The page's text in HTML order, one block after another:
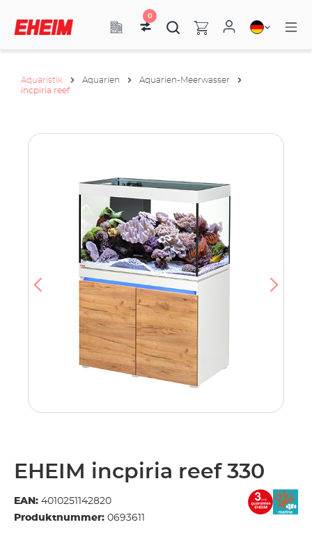
0
Aquaristik Aquarien
Aquarien-Meerwasser
incpiria reef
EHEIM incpiria reef 330
EAN: 4010251142820
Produktnummer: 0693611